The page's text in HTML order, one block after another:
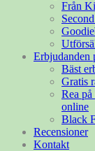
Från
Erbjudanden
Bäst
Gratis
Rea
online
Black
Recensioner
Kontakt